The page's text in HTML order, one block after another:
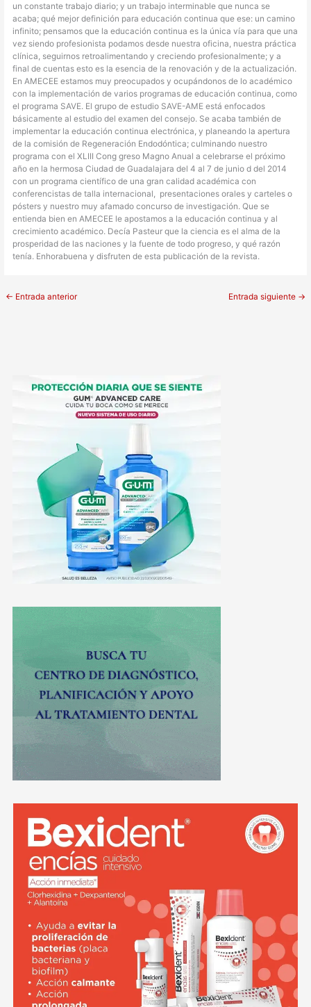
un constante trabajo diario; y un trabajo interminable que nunca se
acaba; qué mejor definición para educación continua que ese: un camino
infinito; pensamos que la educación continua es la única vía para que una
vez siendo profesionista podamos desde nuestra oficina, nuestra práctica
clínica, seguirnos retroalimentando y creciendo profesionalmente; y a
final de cuentas esto es la esencia de la renovación y de la actualización.
En AMECEE estamos muy preocupados y ocupándonos de lo académico
con la implementación de varios programas de educación continua, como
el programa SAVE. El grupo de estudio SAVE-AME está enfocados
básicamente al estudio del examen del consejo. Se acaba también de
implementar la educación continua electrónica, y planeando la apertura
de la comisión de Regeneración Endodóntica; culminando nuestro
programa con el XLIII Cong greso Magno Anual a celebrarse el próximo
año en la hermosa Ciudad de Guadalajara del 4 al 7 de junio d del 2014
con un programa científico de una gran calidad académica con
conferencistas de talla internacional, presentaciones orales y carteles o
pósters y nuestro muy afamado concurso de investigación. Que se
entienda bien en AMECEE le apostamos a la educación continua y al
crecimiento académico. Decía Pasteur que la ciencia es el alma de la
prosperidad de las naciones y la fuente de todo progreso, y qué razón
tenía. Enhorabuena y disfruten de esta publicación de la revista.
← Entrada anterior Entrada siguiente →